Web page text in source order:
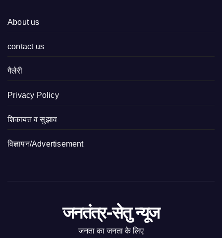
About us
contact us
गैलेरी
Privacy Policy
शिकायत व सुझाव
विज्ञापन/Advertisement
जनतंत्र-सेतु न्यूज
जनता का जनता के लिए